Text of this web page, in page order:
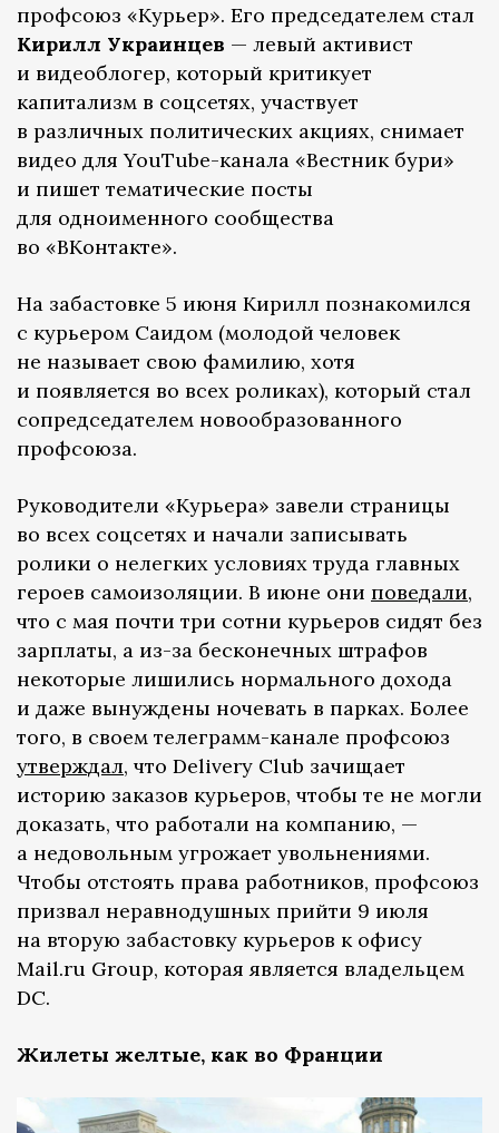
профсоюз «Курьер». Его председателем стал
Кирилл Украинцев — левый активист
и видеоблогер, который критикует
капитализм в соцсетях, участвует
в различных политических акциях, снимает
видео для YouTube-канала «Вестник бури»
и пишет тематические посты
для одноименного сообщества
во «ВКонтакте».
На забастовке 5 июня Кирилл познакомился
с курьером Саидом (молодой человек
не называет свою фамилию, хотя
и появляется во всех роликах), который стал
сопредседателем новообразованного
профсоюза.
Руководители «Курьера» завели страницы
во всех соцсетях и начали записывать
ролики о нелегких условиях труда главных
героев самоизоляции. В июне они поведали,
что с мая почти три сотни курьеров сидят без
зарплаты, а из-за бесконечных штрафов
некоторые лишились нормального дохода
и даже вынуждены ночевать в парках. Более
того, в своем телеграмм-канале профсоюз
утверждал, что Delivery Club зачищает
историю заказов курьеров, чтобы те не могли
доказать, что работали на компанию, —
а недовольным угрожает увольнениями.
Чтобы отстоять права работников, профсоюз
призвал неравнодушных прийти 9 июля
на вторую забастовку курьеров к офису
Mail.ru Group, которая является владельцем
DC.
Жилеты желтые, как во Франции